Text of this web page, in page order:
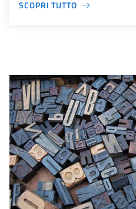
SCOPRI TUTTO